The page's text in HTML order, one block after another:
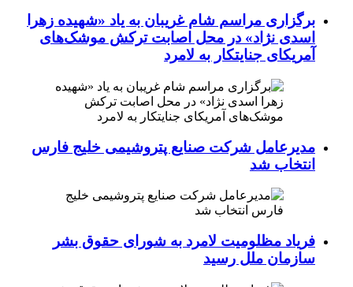
برگزاری مراسم شام غریبان به یاد «شهیده زهرا
اسدی نژاد» در محل اصابت ترکش موشک‌های
آمریکای جنایتکار به لامرد
مدیرعامل شرکت صنایع پتروشیمی خلیج فارس
انتخاب شد
فریاد مظلومیت لامرد به شورای حقوق بشر
سازمان ملل رسید